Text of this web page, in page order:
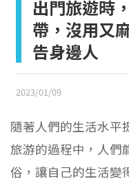
出門旅遊時
帶，沒用又
告身邊人
2023/01/09
隨著人們的生活水平
旅游的過程中，人們
俗，讓自己的生活變